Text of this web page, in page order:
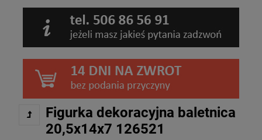
Figurka dekoracyjna baletnica
20,5x14x7 126521